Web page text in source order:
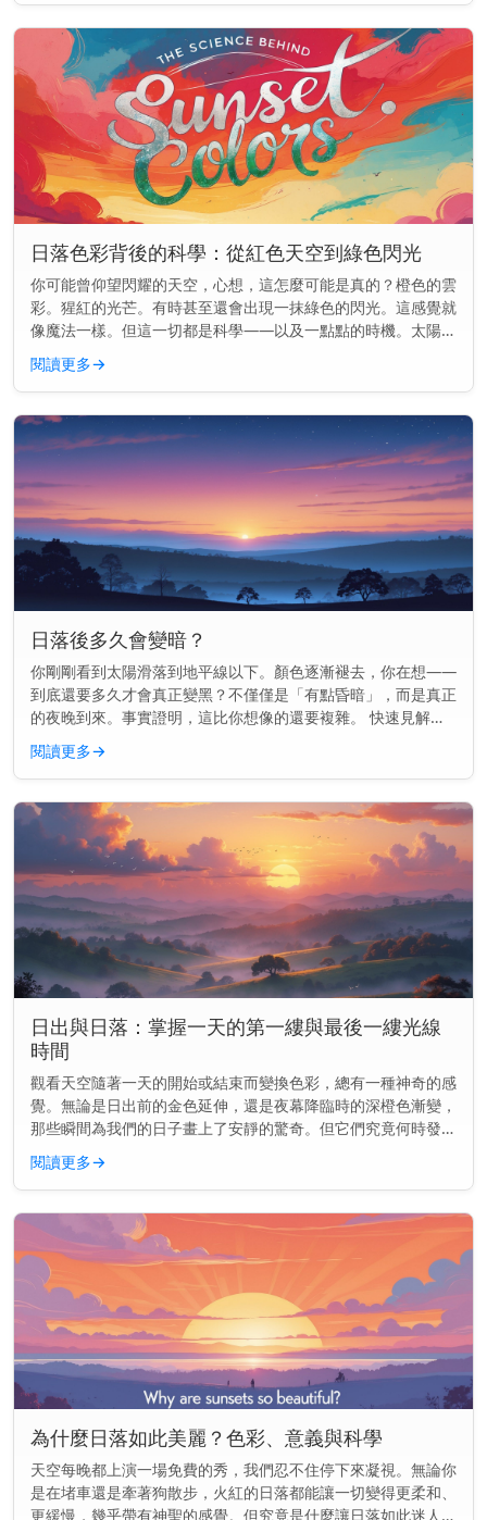
日落色彩背後的科學：從紅色天空到綠色閃光
你可能曾仰望閃耀的天空，心想，這怎麼可能是真的？橙色的雲
彩。猩紅的光芒。有時甚至還會出現一抹綠色的閃光。這感覺就
像魔法一樣。但這一切都是科學——以及一點點的時機。太陽可
能正在落下，但物理學才剛剛開始。 快速見解： 日落的顏色是
因為陽光穿過地...
閱讀更多→
日落後多久會變暗？
你剛剛看到太陽滑落到地平線以下。顏色逐漸褪去，你在想——
到底還要多久才會真正變黑？不僅僅是「有點昏暗」，而是真正
的夜晚到來。事實證明，這比你想像的還要複雜。 快速見解：
通常在日落後70到100分鐘內會完全變黑，這取決於你的地點和
季節。 為...
閱讀更多→
日出與日落：掌握一天的第一縷與最後一縷光線
時間
觀看天空隨著一天的開始或結束而變換色彩，總有一種神奇的感
覺。無論是日出前的金色延伸，還是夜幕降臨時的深橙色漸變，
那些瞬間為我們的日子畫上了安靜的驚奇。但它們究竟何時發生
——以及為何會改變？ 主要見解： 日出和日落並非每天都在同
一時間發生。它...
閱讀更多→
為什麼日落如此美麗？色彩、意義與科學
天空每晚都上演一場免費的秀，我們忍不住停下來凝視。無論你
是在堵車還是牽著狗散步，火紅的日落都能讓一切變得更柔和、
更緩慢，幾乎帶有神聖的感覺。但究竟是什麼讓日落如此迷人